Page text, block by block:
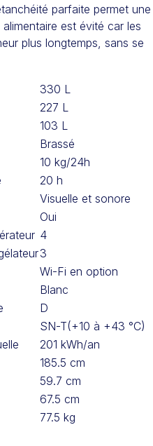
parfaite permet une
est évité car les
plus longtemps, sans se
330 L
227 L
103 L
Brassé
10 kg/24h
20 h
Visuelle et sonore
Oui
4
3
Wi-Fi en option
Blanc
D
SN-T(+10 à +43 °C)
201 kWh/an
185.5 cm
59.7 cm
67.5 cm
77.5 kg